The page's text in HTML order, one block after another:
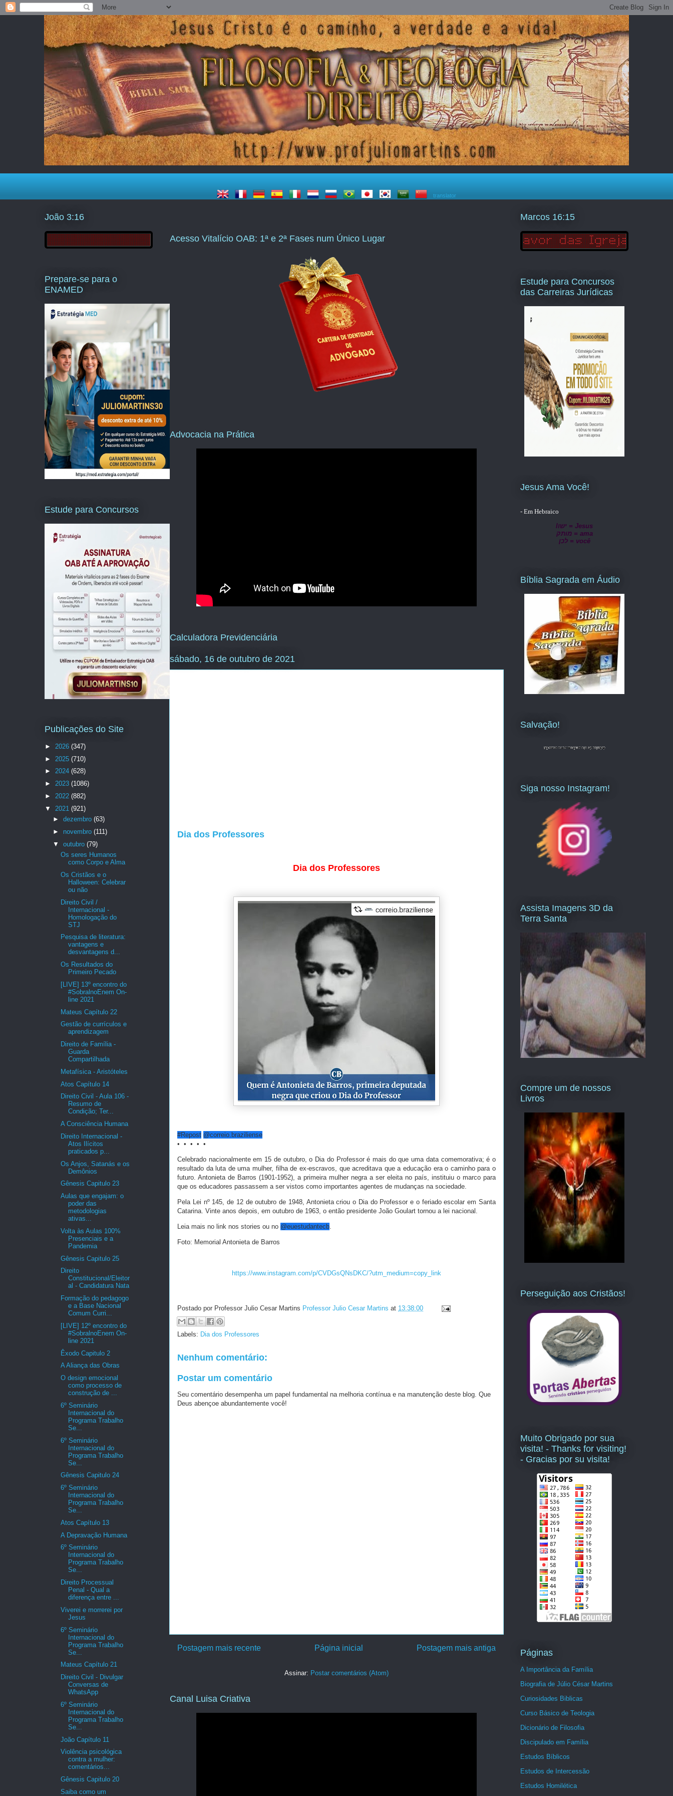
translator
Acesso Vitalício OAB: 1ª e 2ª Fases num Único Lugar
Advocacia na Prática
Calculadora Previdenciária
sábado, 16 de outubro de 2021
Dia dos Professores
Dia dos Professores
#Repost @correio.braziliense
• • • • •
Celebrado nacionalmente em 15 de outubro, o Dia do Professor é mais do que uma data comemorativa; é o
resultado da luta de uma mulher, filha de ex-escravos, que acreditava que a educação era o caminho para o
futuro. Antonieta de Barros (1901-1952), a primeira mulher negra a ser eleita no país, instituiu o marco para
que os educadores passassem a ser vistos como importantes agentes de mudanças na sociedade.
Pela Lei nº 145, de 12 de outubro de 1948, Antonieta criou o Dia do Professor e o feriado escolar em Santa
Catarina. Vinte anos depois, em outubro de 1963, o então presidente João Goulart tornou a lei nacional.
Leia mais no link nos stories ou no @euestudantecb.
Foto: Memorial Antonieta de Barros
https://www.instagram.com/p/CVDGsQNsDKC/?utm_medium=copy_link
Postado por Professor Julio Cesar Martins Professor Julio Cesar Martins at 13:38:00
Labels: Dia dos Professores
Nenhum comentário:
Postar um comentário
Seu comentário desempenha um papel fundamental na melhoria contínua e na manutenção deste blog. Que
Deus abençoe abundantemente você!
Postagem mais recente Postagem mais antiga
Página inicial
Assinar: Postar comentários (Atom)
Canal Luisa Criativa
João 3:16
Prepare-se para o
ENAMED
Estude para Concursos
Publicações do Site
► 2026 (347)
► 2025 (710)
► 2024 (628)
► 2023 (1086)
► 2022 (882)
▼ 2021 (921)
► dezembro (63)
► novembro (111)
▼ outubro (79)
Os seres Humanos
como Corpo e Alma
Os Cristãos e o
Halloween: Celebrar
ou não
Direito Civil /
Internacional -
Homologação do
STJ
Pesquisa de literatura:
vantagens e
desvantagens d...
Os Resultados do
Primeiro Pecado
[LIVE] 13º encontro do
#SobralnoEnem On-
line 2021
Mateus Capítulo 22
Gestão de currículos e
aprendizagem
Direito de Família -
Guarda
Compartilhada
Metafísica - Aristóteles
Atos Capítulo 14
Direito Civil - Aula 106 -
Resumo de
Condição; Ter...
A Consciência Humana
Direito Internacional -
Atos Ilícitos
praticados p...
Os Anjos, Satanás e os
Demônios
Gênesis Capitulo 23
Aulas que engajam: o
poder das
metodologias
ativas...
Volta às Aulas 100%
Presenciais e a
Pandemia
Gênesis Capitulo 25
Direito
Constitucional/Eleitor
al - Candidatura Nata
Formação do pedagogo
e a Base Nacional
Comum Curri...
[LIVE] 12º encontro do
#SobralnoEnem On-
line 2021
Êxodo Capitulo 2
A Aliança das Obras
O design emocional
como processo de
construção de ...
6º Seminário
Internacional do
Programa Trabalho
Se...
6º Seminário
Internacional do
Programa Trabalho
Se...
Gênesis Capitulo 24
6º Seminário
Internacional do
Programa Trabalho
Se...
Atos Capítulo 13
A Depravação Humana
6º Seminário
Internacional do
Programa Trabalho
Se...
Direito Processual
Penal - Qual a
diferença entre ...
Viverei e morrerei por
Jesus
6º Seminário
Internacional do
Programa Trabalho
Se...
Mateus Capítulo 21
Direito Civil - Divulgar
Conversas de
WhatsApp
6º Seminário
Internacional do
Programa Trabalho
Se...
João Capítulo 11
Violência psicológica
contra a mulher:
comentários...
Gênesis Capitulo 20
Saiba como um
Marcos 16:15
Estude para Concursos
das Carreiras Jurídicas
Jesus Ama Você!
- Em Hebraico
lישו = Jesus
מותק = ama
לכן = você
Bíblia Sagrada em Áudio
Salvação!
Siga nosso Instagram!
Assista Imagens 3D da
Terra Santa
Compre um de nossos
Livros
Perseguição aos Cristãos!
Muito Obrigado por sua
visita! - Thanks for visiting!
- Gracias por su visita!
Páginas
A Importância da Família
Biografia de Júlio César Martins
Curiosidades Biblicas
Curso Básico de Teologia
Dicionário de Filosofia
Discipulado em Família
Estudos Bíblicos
Estudos de Intercessão
Estudos Homilética